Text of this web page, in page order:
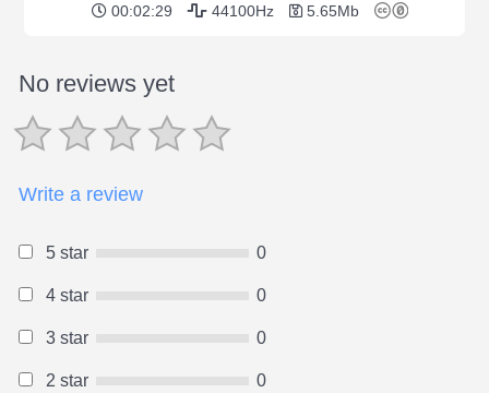
00:02:29 44100Hz 5.65Mb
No reviews yet
Write a review
5 star 0
4 star 0
3 star 0
2 star 0